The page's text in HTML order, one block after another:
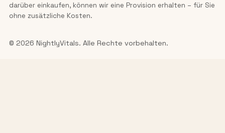
darüber einkaufen, können wir eine Provision erhalten – für Sie
ohne zusätzliche Kosten.
© 2026 NightlyVitals. Alle Rechte vorbehalten.